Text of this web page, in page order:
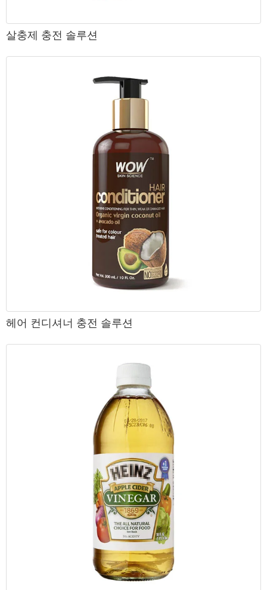
살충제 충전 솔루션
헤어 컨디셔너 충전 솔루션